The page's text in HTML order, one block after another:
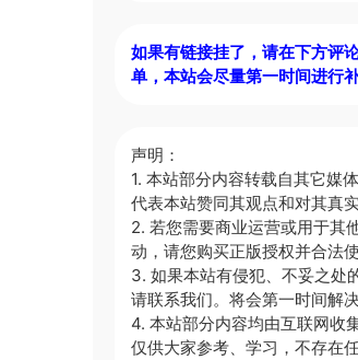
如果有链接挂了，请在下方评
单，本站会尽量第一时间进行补
声明：
1. 本站部分内容转载自其它媒
代表本站赞同其观点和对其真实
2. 若您需要商业运营或用于其
动，请您购买正版授权并合法使
3. 如果本站有侵犯、不妥之处
请联系我们。将会第一时间解决
4. 本站部分内容均由互联网收
仅供大家参考、学习，不存在